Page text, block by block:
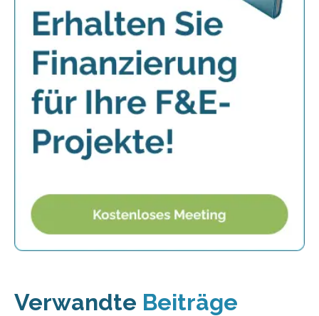
Verwandte Beiträge